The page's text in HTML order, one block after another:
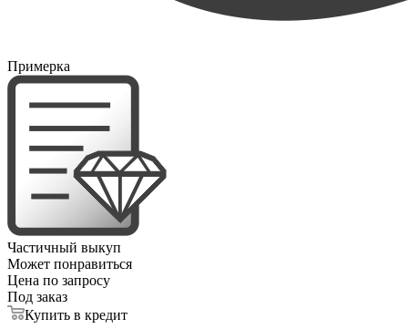
Примерка
Частичный выкуп
Может понравиться
Цена по запросу
Под заказ
Купить в кредит